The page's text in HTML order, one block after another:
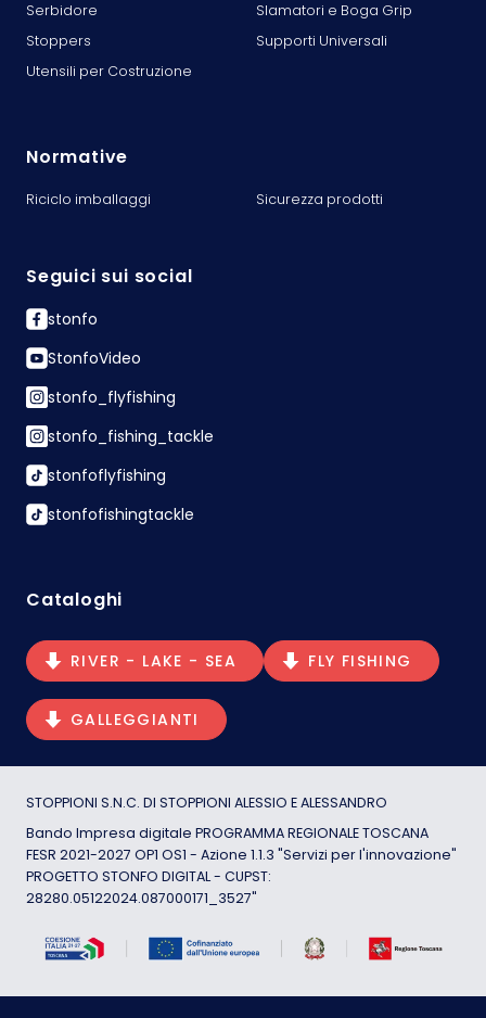
Serbidore
Slamatori e Boga Grip
Stoppers
Supporti Universali
Utensili per Costruzione
Normative
Riciclo imballaggi Sicurezza prodotti
Seguici sui social
stonfo
StonfoVideo
stonfo_flyfishing
stonfo_fishing_tackle
stonfoflyfishing
stonfofishingtackle
Cataloghi
RIVER - LAKE - SEA FLY FISHING
GALLEGGIANTI
STOPPIONI S.N.C. DI STOPPIONI ALESSIO E ALESSANDRO
Bando Impresa digitale PROGRAMMA REGIONALE TOSCANA
FESR 2021-2027 OP1 OS1 - Azione 1.1.3 "Servizi per l'innovazione"
PROGETTO STONFO DIGITAL - CUPST:
28280.05122024.087000171_3527"